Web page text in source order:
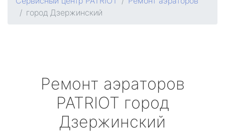
город Дзержинский
Ремонт аэраторов
PATRIOT город
Дзержинский